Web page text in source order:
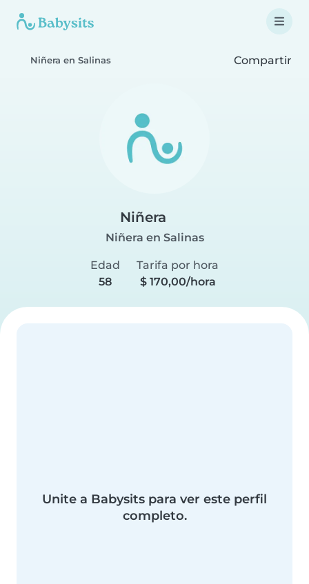
Niñera en Salinas Compartir
Niñera
Niñera en Salinas
Edad
58
Tarifa por hora
$ 170,00/hora
Unite a Babysits para ver este perfil
completo.